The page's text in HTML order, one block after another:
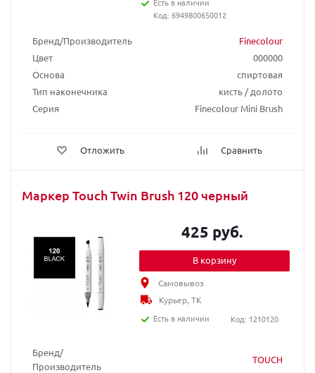
Бренд/Производитель
Finecolour
Цвет
000000
Основа
спиртовая
Тип наконечника
кисть / долото
Серия
Finecolour Mini Brush
Отложить Сравнить
Код: 6949800650012
Маркер Touch Twin Brush 120 черный
Бренд/
Производитель
TOUCH
425 руб.
В корзину
Самовывоз
Курьер, ТК
Есть в наличии
Код: 1210120